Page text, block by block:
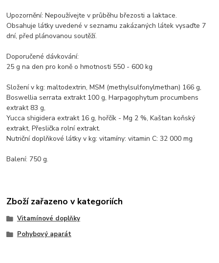
Upozornění: Nepoužívejte v průběhu březosti a laktace.
Obsahuje látky uvedené v seznamu zakázaných látek vysaďte 7
dní, před plánovanou soutěží.
Doporučené dávkování:
25 g na den pro koně o hmotnosti 550 - 600 kg
Složení v kg: maltodextrin, MSM (methylsulfonylmethan) 166 g,
Boswellia serrata extrakt 100 g, Harpagophytum procumbens
extrakt 83 g,
Yucca shigidera extrakt 16 g, hořčík - Mg 2 %, Kaštan koňský
extrakt, Přeslička rolní extrakt.
Nutriční doplňkové látky v kg: vitamíny: vitamin C: 32 000 mg
Balení: 750 g.
Zboží zařazeno v kategoriích
Vitamínové doplňky
Pohybový aparát